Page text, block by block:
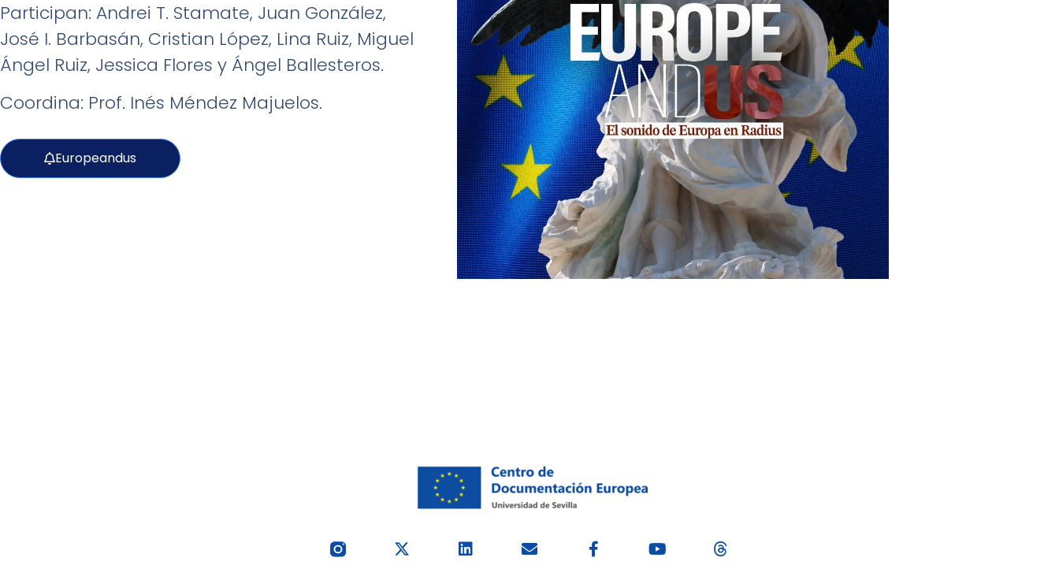
Participan: Andrei T. Stamate, Juan González,
José I. Barbasán, Cristian López, Lina Ruiz, Miguel
Ángel Ruiz, Jessica Flores y Ángel Ballesteros.
Coordina: Prof. Inés Méndez Majuelos.
Europeandus